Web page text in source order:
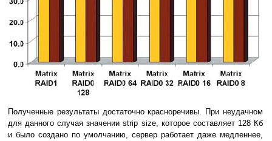
Полученные результаты достаточно красноречивы. При неудачном
для данного случая значении strip size, которое составляет 128 Кб
и было создано по умолчанию, сервер работает даже медленнее,